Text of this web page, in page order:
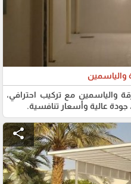
مع تركيب احترافي،
عالية وأسعار تنافسية.
share